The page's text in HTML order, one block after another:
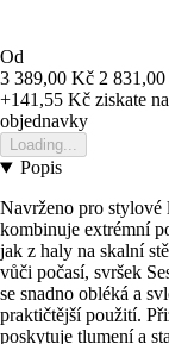
Od
3 389,00 Kč 2
+141,55 Kč ziskate
objednavky
Loading...
Popis
Navrženo pro stylové
kombinuje extrémní
jak z haly na skalní
vůči počasí, svršek
se snadno obléká a
praktičtější použití.
poskytuje tlumení a